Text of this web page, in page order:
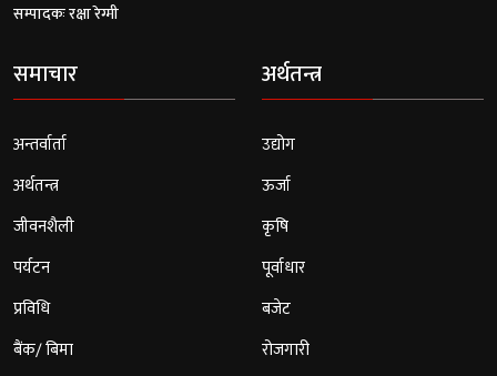
सम्पादकः रक्षा रेग्मी
समाचार
अन्तर्वार्ता
अर्थतन्त्र
जीवनशैली
पर्यटन
प्रविधि
बैंक/ बिमा
अर्थतन्त्र
उद्योग
ऊर्जा
कृषि
पूर्वाधार
बजेट
रोजगारी